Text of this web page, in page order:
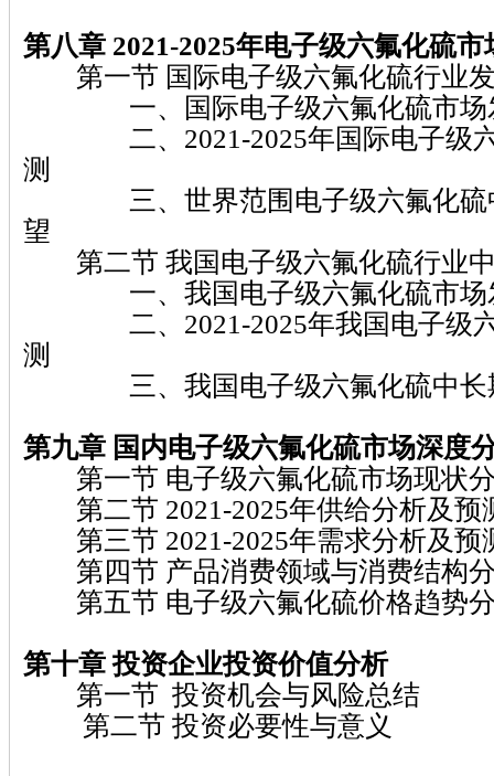
第八章 2021-2025年电子级六氟化硫市
第一节 国际电子级六氟化硫行业
一、国际电子级六氟化硫市场
二、2021-2025年国际电子级六
测
三、世界范围电子级六氟化硫
望
第二节 我国电子级六氟化硫行业
一、我国电子级六氟化硫市场
二、2021-2025年我国电子级六
测
三、我国电子级六氟化硫中长
第九章 国内电子级六氟化硫市场深度
第一节 电子级六氟化硫市场现状
第二节 2021-2025年供给分析及预
第三节 2021-2025年需求分析及预
第四节 产品消费领域与消费结构
第五节 电子级六氟化硫价格趋势
第十章投资企业投资价值分析
第一节 投资机会与风险总结
第二节 投资必要性与意义